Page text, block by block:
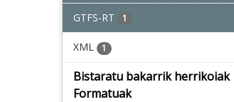
GTFS-RT 1
XML 1
Bistaratu bakarrik herrikoiak
Formatuak